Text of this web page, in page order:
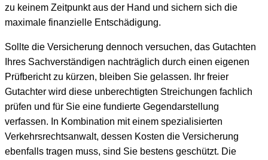
zu keinem Zeitpunkt aus der Hand und sichern sich die
maximale finanzielle Entschädigung.
Sollte die Versicherung dennoch versuchen, das Gutachten
Ihres Sachverständigen nachträglich durch einen eigenen
Prüfbericht zu kürzen, bleiben Sie gelassen. Ihr freier
Gutachter wird diese unberechtigten Streichungen fachlich
prüfen und für Sie eine fundierte Gegendarstellung
verfassen. In Kombination mit einem spezialisierten
Verkehrsrechtsanwalt, dessen Kosten die Versicherung
ebenfalls tragen muss, sind Sie bestens geschützt. Die